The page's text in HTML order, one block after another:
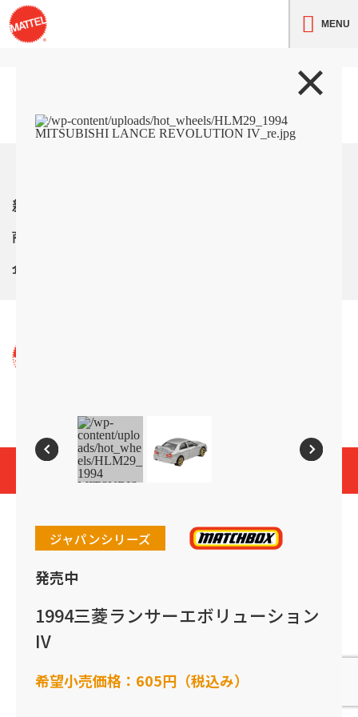
MENU
ジャパンシリーズ
発売中
1994三菱ランサーエボリューション
IV
希望小売価格： 605円（税込み）
新着情報
商品紹介
企業情報
© 2026 Mattel. All Rights Reserved.
page top